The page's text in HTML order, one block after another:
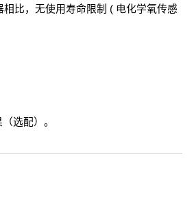
比，无使用寿命限制 ( 电化学氧传感
选配）。